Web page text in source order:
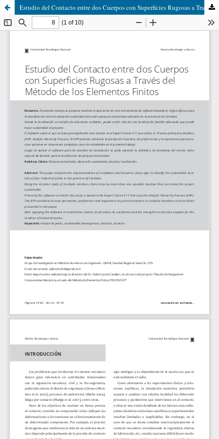
Estudio del Contacto entre dos Cuerpos con Superficies Rugosas a Través del Método de los Elementos Finitos